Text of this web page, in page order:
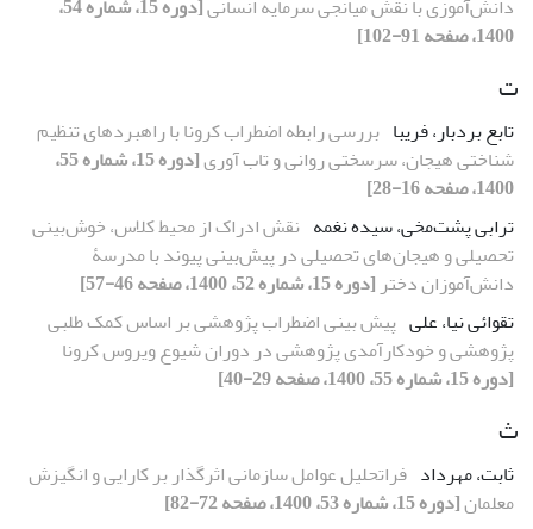
1400، صفحه 91-102]
ت
تابع بردبار، فریبا بررسی رابطه اضطراب کرونا با راهبردهای تنظیم
شناختی هیجان، سرسختی روانی و تاب ‏آوری
[دوره 15، شماره 55،
1400، صفحه 16-28]
ترابی پشت‌مخی، سیده نغمه نقش ادراک از محیط کلاس، خوش‌بینی
تحصیلی و هیجان‌های تحصیلی در پیش‌بینی پیوند با مدرسۀ
دانش‌آموزان دختر [دوره 15، شماره 52، 1400، صفحه 46-57]
تقوائی نیا، علی پیش ‏بینی اضطراب پژوهشی بر اساس کمک طلبی
پژوهشی و خودکارآمدی پژوهشی در دوران شیوع ویروس کرونا
[دوره 15، شماره 55، 1400، صفحه 29-40]
ث
ثابت، مهرداد فراتحلیل عوامل سازمانی اثرگذار بر کارایی و انگیزش
معلمان[دوره 15، شماره 53، 1400، صفحه 72-82]